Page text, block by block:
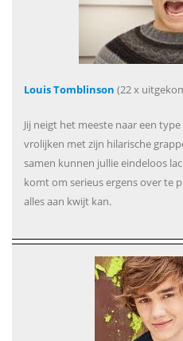
Louis Tomblinson (22 x
Jij neigt het meeste naar een
vrolijken met zijn hilarische
samen kunnen jullie eindeloos
komt om serieus ergens over te
alles aan kwijt kan.